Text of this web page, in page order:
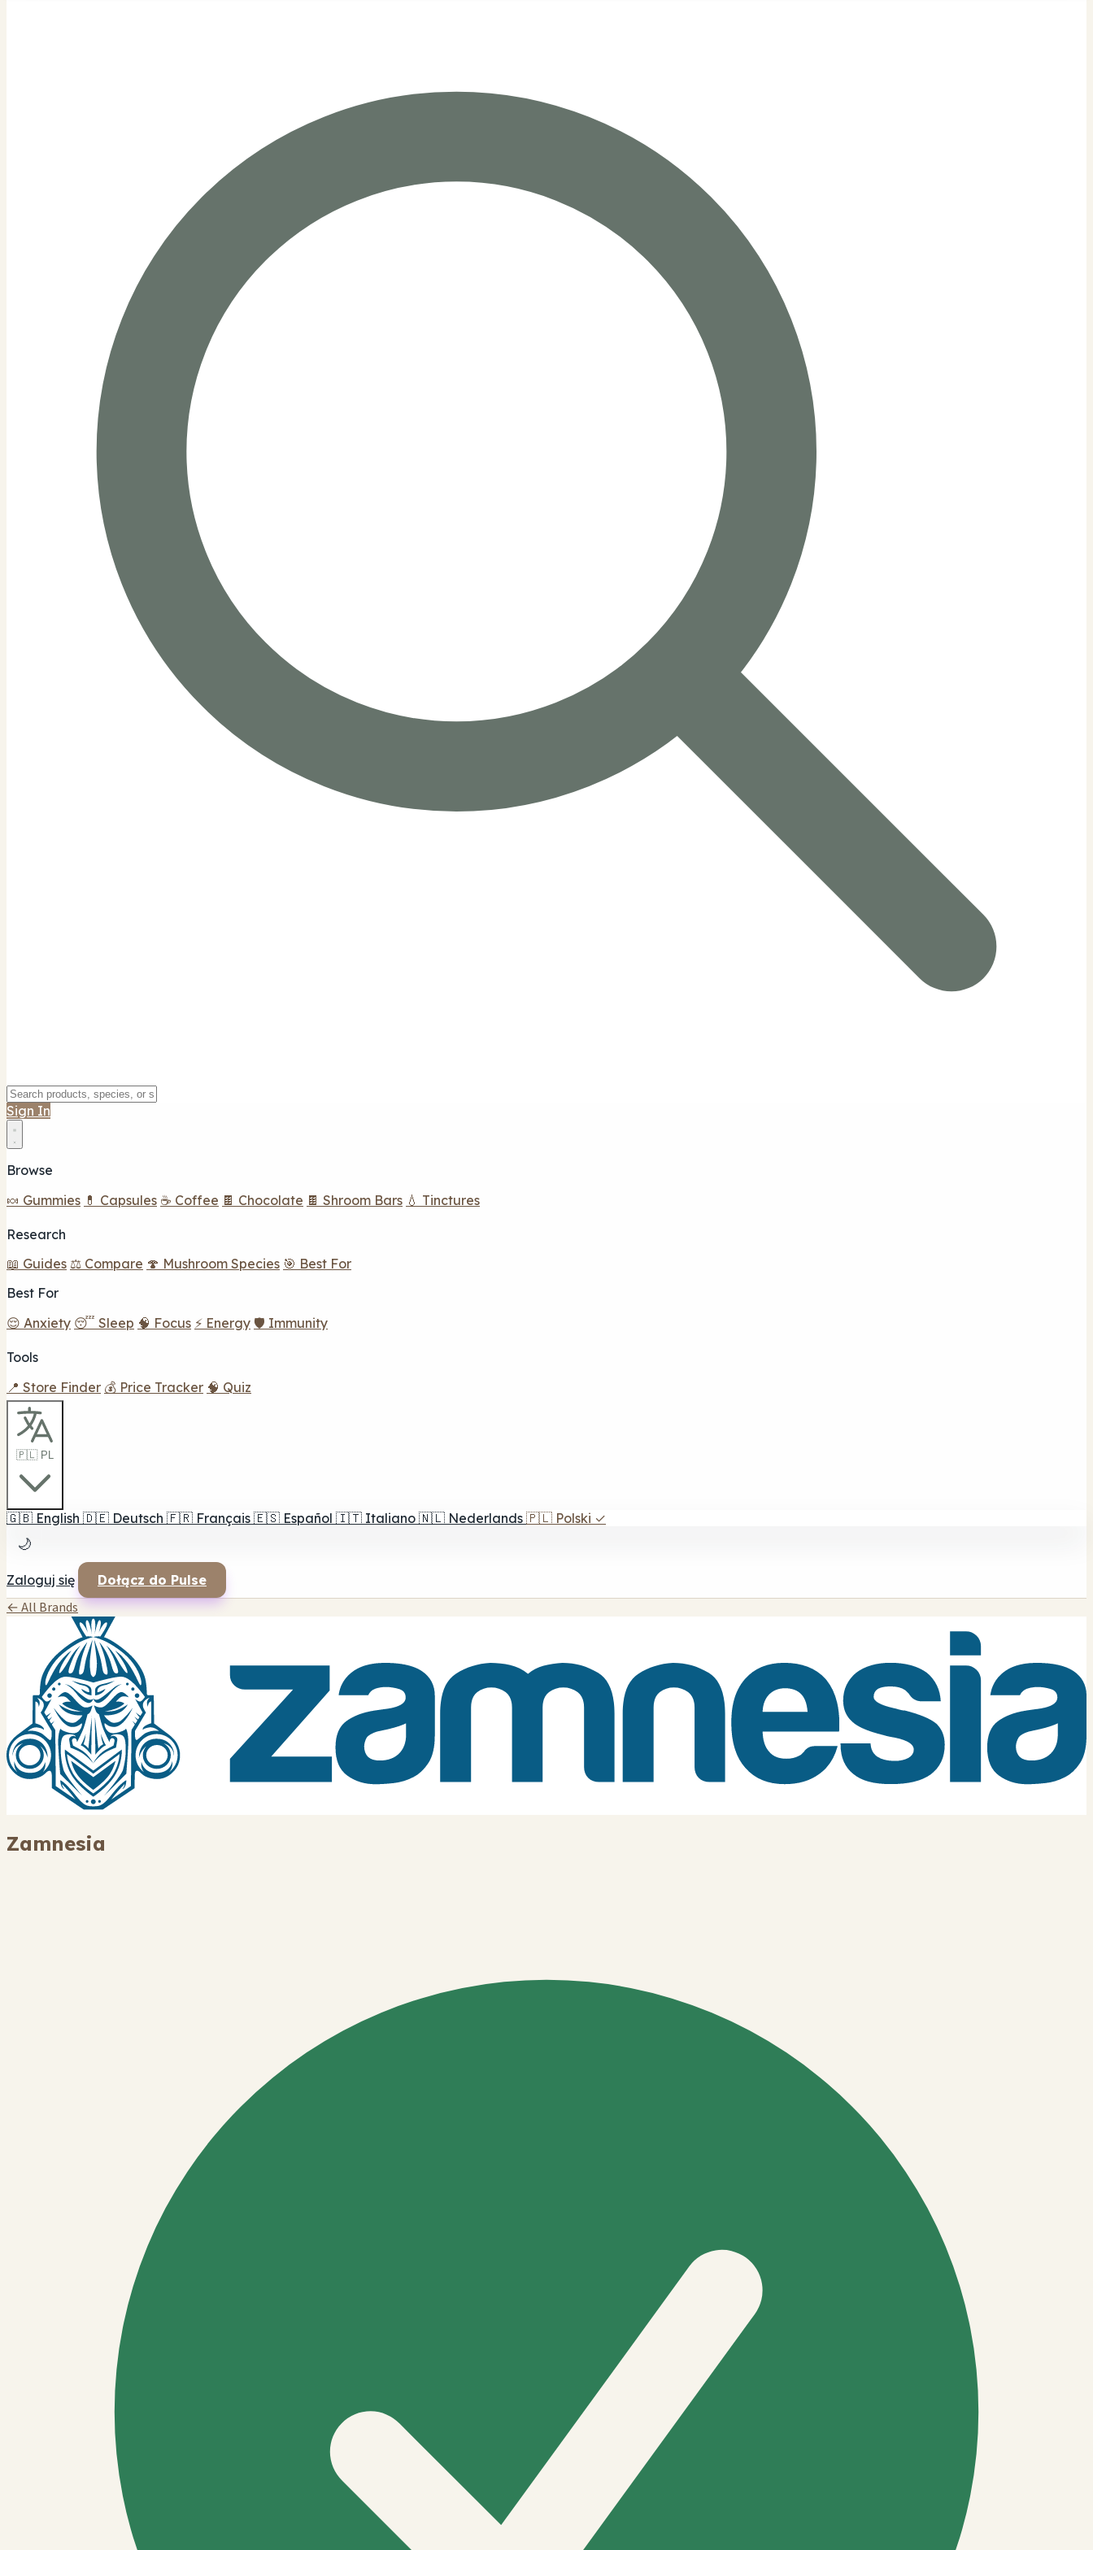
Sign In
Browse
🍬 Gummies 💊 Capsules ☕ Coffee 🍫 Chocolate 🍫 Shroom Bars 💧 Tinctures
Research
📖 Guides ⚖️ Compare 🍄 Mushroom Species 🎯 Best For
Best For
😌 Anxiety 😴 Sleep 🧠 Focus ⚡ Energy 🛡️ Immunity
Tools
📍 Store Finder 💰 Price Tracker 🧠 Quiz
🇵🇱 PL
🇬🇧 English 🇩🇪 Deutsch 🇫🇷 Français 🇪🇸 Español 🇮🇹 Italiano 🇳🇱 Nederlands 🇵🇱 Polski ✓
🌙
Zaloguj się Dołącz do Pulse
← All Brands
Zamnesia